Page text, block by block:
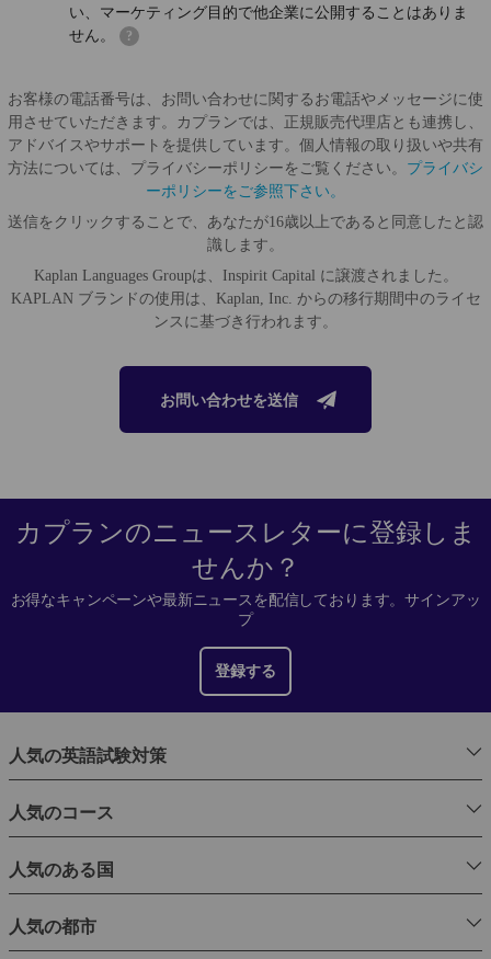
い、マーケティング目的で他企業に公開することはありま
せん。
?
お客様の電話番号は、お問い合わせに関するお電話やメッセージに使
用させていただきます。カプランでは、正規販売代理店とも連携し、
アドバイスやサポートを提供しています。個人情報の取り扱いや共有
方法については、プライバシーポリシーをご覧ください。 プライバシ
ーポリシーをご参照下さい。
送信をクリックすることで、あなたが16歳以上であると同意したと認
識します。
Kaplan Languages Groupは、Inspirit Capital に譲渡されました。
KAPLAN ブランドの使用は、Kaplan, Inc. からの移行期間中のライセ
ンスに基づき行われます。
お問い合わせを送信
カプランのニュースレターに登録しま
せんか？
お得なキャンペーンや最新ニュースを配信しております。サインアッ
プ
登録する
人気の英語試験対策
人気のコース
人気のある国
人気の都市